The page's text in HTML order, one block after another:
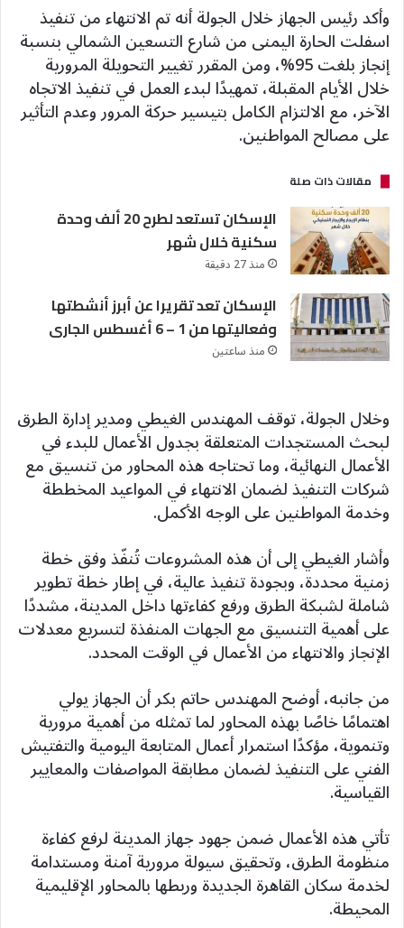
وأكد رئيس الجهاز خلال الجولة أنه تم الانتهاء من تنفيذ
اسفلت الحارة اليمنى من شارع التسعين الشمالي بنسبة
إنجاز بلغت 95%، ومن المقرر تغيير التحويلة المرورية
خلال الأيام المقبلة، تمهيدًا لبدء العمل في تنفيذ الاتجاه
الآخر، مع الالتزام الكامل بتيسير حركة المرور وعدم التأثير
على مصالح المواطنين.
مقالات ذات صلة
الإسكان تستعد لطرح 20 ألف وحدة
سكنية خلال شهر
منذ 27 دقيقة
الإسكان تعد تقريرا عن أبرز أنشطتها
وفعاليتها من 1 – 6 أغسطس الجارى
منذ ساعتين
وخلال الجولة، توقف المهندس الغيطي ومدير إدارة الطرق
لبحث المستجدات المتعلقة بجدول الأعمال للبدء في
الأعمال النهائية، وما تحتاجه هذه المحاور من تنسيق مع
شركات التنفيذ لضمان الانتهاء في المواعيد المخططة
وخدمة المواطنين على الوجه الأكمل.
وأشار الغيطي إلى أن هذه المشروعات تُنفّذ وفق خطة
زمنية محددة، وبجودة تنفيذ عالية، في إطار خطة تطوير
شاملة لشبكة الطرق ورفع كفاءتها داخل المدينة، مشددًا
على أهمية التنسيق مع الجهات المنفذة لتسريع معدلات
الإنجاز والانتهاء من الأعمال في الوقت المحدد.
من جانبه، أوضح المهندس حاتم بكر أن الجهاز يولي
اهتمامًا خاصًا بهذه المحاور لما تمثله من أهمية مرورية
وتنموية، مؤكدًا استمرار أعمال المتابعة اليومية والتفتيش
الفني على التنفيذ لضمان مطابقة المواصفات والمعايير
القياسية.
تأتي هذه الأعمال ضمن جهود جهاز المدينة لرفع كفاءة
منظومة الطرق، وتحقيق سيولة مرورية آمنة ومستدامة
لخدمة سكان القاهرة الجديدة وربطها بالمحاور الإقليمية
المحيطة.